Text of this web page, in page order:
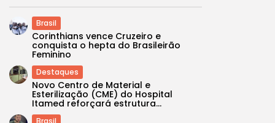
Brasil
Corinthians vence Cruzeiro e
conquista o hepta do Brasileirão
Feminino
Destaques
Novo Centro de Material e
Esterilização (CME) do Hospital
Itamed reforçará estrutura...
Brasil